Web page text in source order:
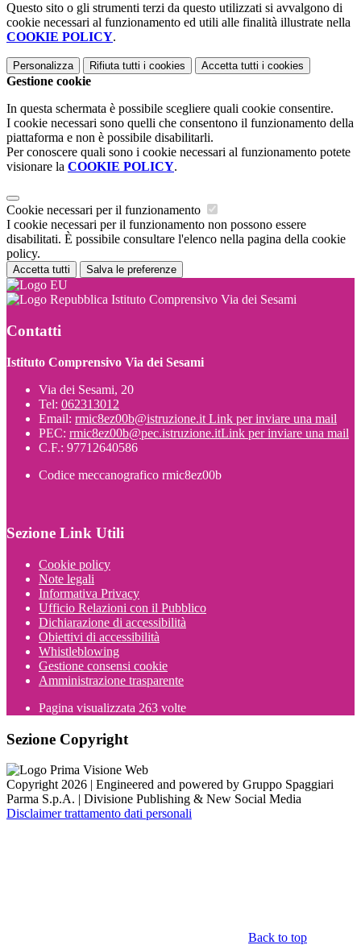
Questo sito o gli strumenti terzi da questo utilizzati si avvalgono di
cookie necessari al funzionamento ed utili alle finalità illustrate nella
COOKIE POLICY.
Personalizza Rifiuta tutti i cookies Accetta tutti i cookies
Gestione cookie
In questa schermata è possibile scegliere quali cookie consentire.
I cookie necessari sono quelli che consentono il funzionamento della
piattaforma e non è possibile disabilitarli.
Per conoscere quali sono i cookie necessari al funzionamento potete
visionare la COOKIE POLICY.
Cookie necessari per il funzionamento
I cookie necessari per il funzionamento non possono essere
disabilitati. È possibile consultare l'elenco nella pagina della cookie
policy.
Accetta tutti Salva le preferenze
Istituto Comprensivo Via dei Sesami
Contatti
Istituto Comprensivo Via dei Sesami
Via dei Sesami, 20
Tel: 062313012
Email: rmic8ez00b@istruzione.it Link per inviare una mail
PEC: rmic8ez00b@pec.istruzione.itLink per inviare una mail
C.F.: 97712640586
Codice meccanografico rmic8ez00b
Sezione Link Utili
Cookie policy
Note legali
Informativa Privacy
Ufficio Relazioni con il Pubblico
Dichiarazione di accessibilità
Obiettivi di accessibilità
Whistleblowing
Gestione consensi cookie
Amministrazione trasparente
Pagina visualizzata 263 volte
Sezione Copyright
Copyright 2026 | Engineered and powered by Gruppo Spaggiari
Parma S.p.A. | Divisione Publishing & New Social Media
Disclaimer trattamento dati personali
Back to top